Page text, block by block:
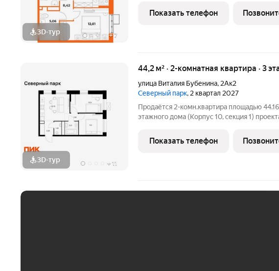
3D-тур +7
природой. Масштабный проект в
развивающемся
Показать телефон
3D-тур + 11
44,2 м² · 2-комнатная квартира · 3
улица Виталия Бубенина, 2Ак2
Северный парк, 2 квартал 2027
Продаётся 2-комн.квартира площадью
этажного дома (Корпус 10, секция 1)
планировка, большие окна. «Северный парк» жилой квартал в
развитом
Показать телефон